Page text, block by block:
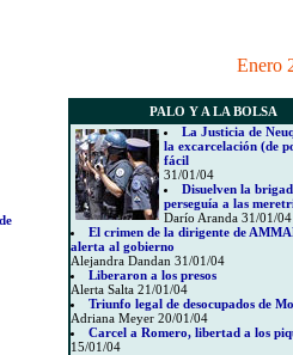
Enero
PALO Y A LA BOLSA
La Justicia de
la excarcelación (de
fácil
31/01/04
Disuelven la
perseguía a las
Darío Aranda 31/01/04
El crimen de la dirigente de
alerta al gobierno
Alejandra Dandan 31/01/04
Liberaron a los presos
Alerta Salta 21/01/04
Triunfo legal de desocupados de
Adriana Meyer 20/01/04
Carcel a Romero, libertad a los
15/01/04